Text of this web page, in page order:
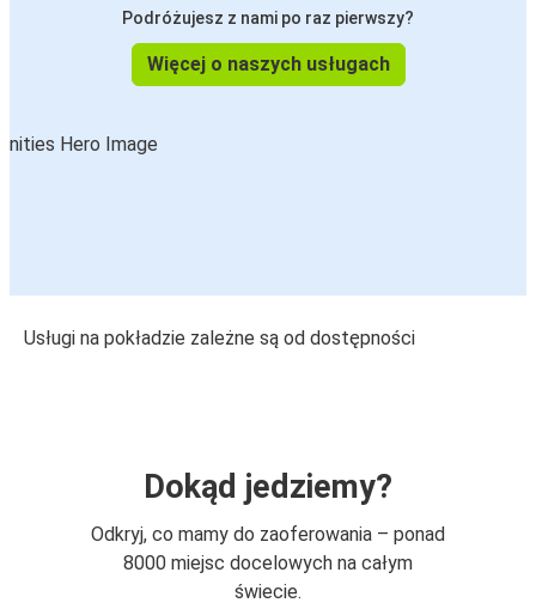
Podróżujesz z nami po raz pierwszy?
Więcej o naszych usługach
Usługi na pokładzie zależne są od dostępności
Dokąd jedziemy?
Odkryj, co mamy do zaoferowania – ponad
8000 miejsc docelowych na całym
świecie.